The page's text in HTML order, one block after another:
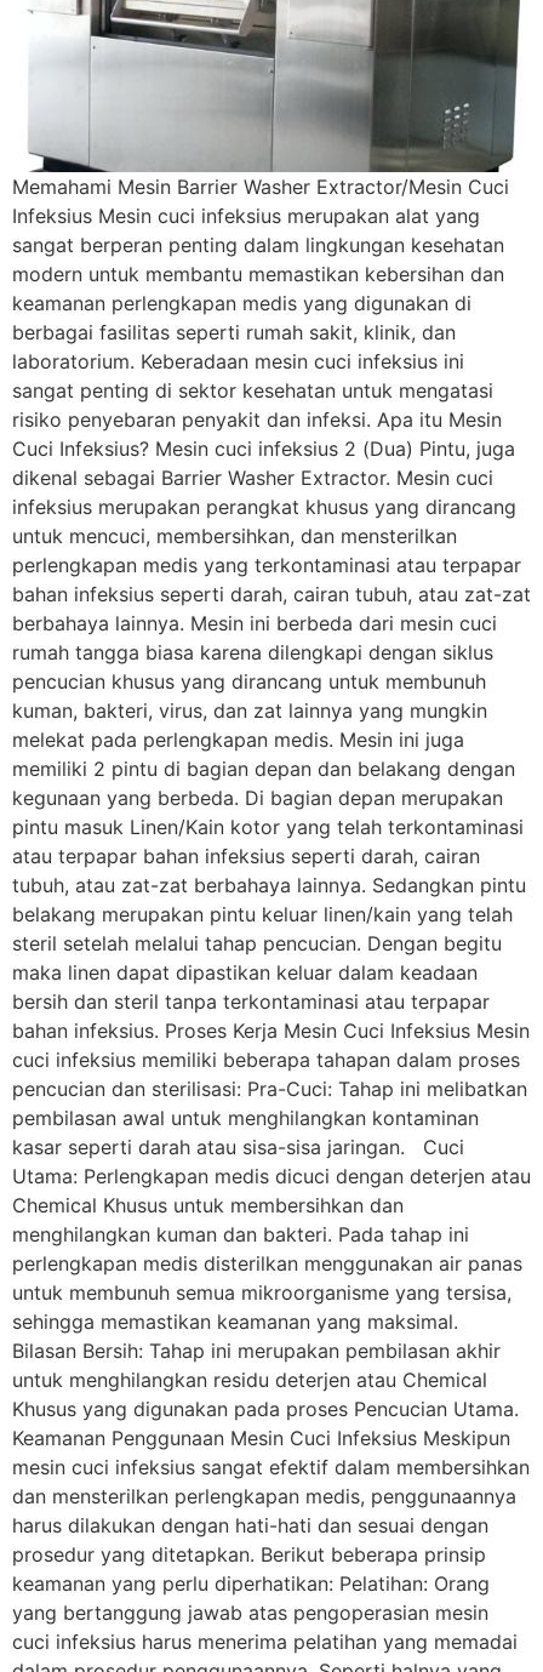
Memahami Mesin Barrier Washer Extractor/Mesin Cuci
Infeksius Mesin cuci infeksius merupakan alat yang
sangat berperan penting dalam lingkungan kesehatan
modern untuk membantu memastikan kebersihan dan
keamanan perlengkapan medis yang digunakan di
berbagai fasilitas seperti rumah sakit, klinik, dan
laboratorium. Keberadaan mesin cuci infeksius ini
sangat penting di sektor kesehatan untuk mengatasi
risiko penyebaran penyakit dan infeksi. Apa itu Mesin
Cuci Infeksius? Mesin cuci infeksius 2 (Dua) Pintu, juga
dikenal sebagai Barrier Washer Extractor. Mesin cuci
infeksius merupakan perangkat khusus yang dirancang
untuk mencuci, membersihkan, dan mensterilkan
perlengkapan medis yang terkontaminasi atau terpapar
bahan infeksius seperti darah, cairan tubuh, atau zat-zat
berbahaya lainnya. Mesin ini berbeda dari mesin cuci
rumah tangga biasa karena dilengkapi dengan siklus
pencucian khusus yang dirancang untuk membunuh
kuman, bakteri, virus, dan zat lainnya yang mungkin
melekat pada perlengkapan medis. Mesin ini juga
memiliki 2 pintu di bagian depan dan belakang dengan
kegunaan yang berbeda. Di bagian depan merupakan
pintu masuk Linen/Kain kotor yang telah terkontaminasi
atau terpapar bahan infeksius seperti darah, cairan
tubuh, atau zat-zat berbahaya lainnya. Sedangkan pintu
belakang merupakan pintu keluar linen/kain yang telah
steril setelah melalui tahap pencucian. Dengan begitu
maka linen dapat dipastikan keluar dalam keadaan
bersih dan steril tanpa terkontaminasi atau terpapar
bahan infeksius. Proses Kerja Mesin Cuci Infeksius Mesin
cuci infeksius memiliki beberapa tahapan dalam proses
pencucian dan sterilisasi: Pra-Cuci: Tahap ini melibatkan
pembilasan awal untuk menghilangkan kontaminan
kasar seperti darah atau sisa-sisa jaringan. Cuci
Utama: Perlengkapan medis dicuci dengan deterjen atau
Chemical Khusus untuk membersihkan dan
menghilangkan kuman dan bakteri. Pada tahap ini
perlengkapan medis disterilkan menggunakan air panas
untuk membunuh semua mikroorganisme yang tersisa,
sehingga memastikan keamanan yang maksimal.
Bilasan Bersih: Tahap ini merupakan pembilasan akhir
untuk menghilangkan residu deterjen atau Chemical
Khusus yang digunakan pada proses Pencucian Utama.
Keamanan Penggunaan Mesin Cuci Infeksius Meskipun
mesin cuci infeksius sangat efektif dalam membersihkan
dan mensterilkan perlengkapan medis, penggunaannya
harus dilakukan dengan hati-hati dan sesuai dengan
prosedur yang ditetapkan. Berikut beberapa prinsip
keamanan yang perlu diperhatikan: Pelatihan: Orang
yang bertanggung jawab atas pengoperasian mesin
cuci infeksius harus menerima pelatihan yang memadai